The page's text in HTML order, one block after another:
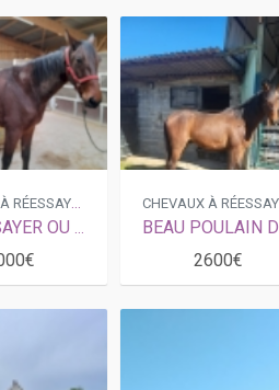
CHEVAUX À RÉESSAYER
POULINIERE
BEAU POULAIN DE 3 ANS
2600€